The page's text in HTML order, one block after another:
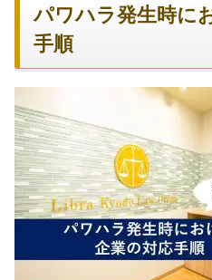
パワハラ発生時に
手順